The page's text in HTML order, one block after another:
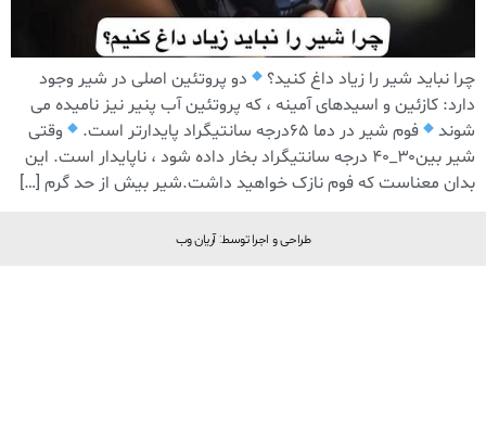
چرا نباید شیر را زیاد داغ کنید؟
دو پروتئین اصلی در شیر وجود
دارد: کازئین و اسیدهای آمینه ، که پروتئین آب پنیر نیز نامیده می
شوند
فوم شیر در دما ۶۵درجه سانتیگراد پایدارتر است.
وقتی
شیر بین۳۰_۴۰ درجه سانتیگراد بخار داده شود ، ناپایدار است. این
بدان معناست که فوم نازک خواهید داشت.شیر بیش از حد گرم […]
طراحی و اجرا توسط: آریان وب